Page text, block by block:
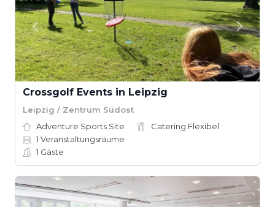
Crossgolf Events in Leipzig
Leipzig / Zentrum Südost
Adventure Sports Site
Catering Flexibel
1 Veranstaltungsräume
1 Gäste